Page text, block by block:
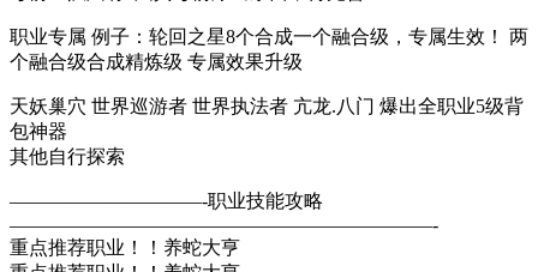
职业专属 例子：轮回之星8个合成一个融合级，专属生效！ 两
个融合级合成精炼级 专属效果升级
天妖巢穴 世界巡游者 世界执法者 亢龙.八门 爆出全职业5级背
包神器
其他自行探索
——————————-职业技能攻略
——————————————————————-
重点推荐职业！！养蛇大亨